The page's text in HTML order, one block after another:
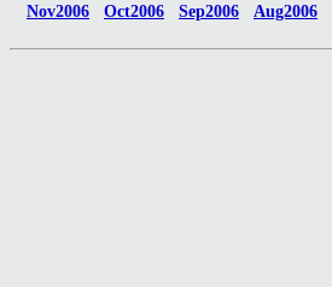
Nov2006
Oct2006 Sep2006 Aug2006